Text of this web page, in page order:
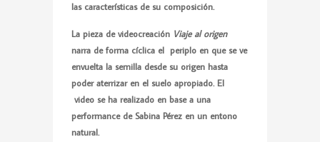
las características de su composición.
La pieza de videocreación Viaje al origen
narra de forma cíclica el periplo en que se ve
envuelta la semilla desde su origen hasta
poder aterrizar en el suelo apropiado. El
video se ha realizado en base a una
performance de Sabina Pérez en un entono
natural.